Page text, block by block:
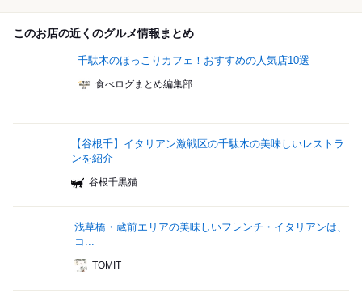
このお店の近くのグルメ情報まとめ
千駄木のほっこりカフェ！おすすめの人気店10選
食べログまとめ編集部
【谷根千】イタリアン激戦区の千駄木の美味しいレストラ
ンを紹介
谷根千黒猫
浅草橋・蔵前エリアの美味しいフレンチ・イタリアンは、
コ...
TOMIT